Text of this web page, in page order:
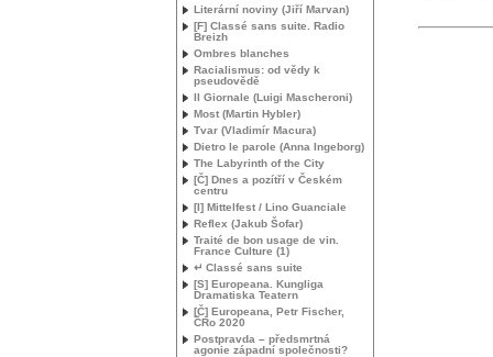
Literární noviny (Jiří Marvan)
[F] Classé sans suite. Radio
Breizh
Ombres blanches
Racialismus: od vědy k
pseudovědě
Il Giornale (Luigi Mascheroni)
Most (Martin Hybler)
Tvar (Vladimír Macura)
Dietro le parole (Anna Ingeborg)
The Labyrinth of the City
[Č] Dnes a pozítří v Českém
centru
[I] Mittelfest / Lino Guanciale
Reflex (Jakub Šofar)
Traité de bon usage de vin.
France Culture (1)
↵ Classé sans suite
[S] Europeana. Kungliga
Dramatiska Teatern
[Č] Europeana, Petr Fischer,
ČRo 2020
Postpravda – předsmrtná
agonie západní společnosti?